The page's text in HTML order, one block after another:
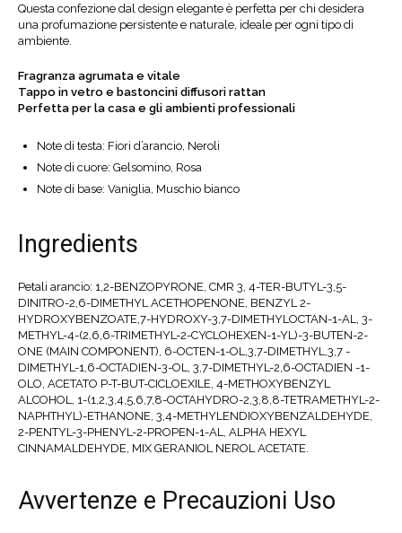
Questa confezione dal design elegante è perfetta per chi desidera
una profumazione persistente e naturale, ideale per ogni tipo di
ambiente.
Fragranza agrumata e vitale
Tappo in vetro e bastoncini diffusori rattan
Perfetta per la casa e gli ambienti professionali
Note di testa: Fiori d’arancio, Neroli
Note di cuore: Gelsomino, Rosa
Note di base: Vaniglia, Muschio bianco
Ingredients
Petali arancio: 1,2-BENZOPYRONE, CMR 3, 4-TER-BUTYL-3,5-
DINITRO-2,6-DIMETHYL ACETHOPENONE, BENZYL 2-
HYDROXYBENZOATE,7-HYDROXY-3,7-DIMETHYLOCTAN-1-AL, 3-
METHYL-4-(2,6,6-TRIMETHYL-2-CYCLOHEXEN-1-YL)-3-BUTEN-2-
ONE (MAIN COMPONENT), 6-OCTEN-1-OL,3,7-DIMETHYL,3,7 -
DIMETHYL-1,6-OCTADIEN-3-OL, 3,7-DIMETHYL-2,6-OCTADIEN -1-
OLO, ACETATO P-T-BUT-CICLOEXILE, 4-METHOXYBENZYL
ALCOHOL, 1-(1,2,3,4,5,6,7,8-OCTAHYDRO-2,3,8,8-TETRAMETHYL-2-
NAPHTHYL)-ETHANONE, 3,4-METHYLENDIOXYBENZALDEHYDE,
2-PENTYL-3-PHENYL-2-PROPEN-1-AL, ALPHA HEXYL
CINNAMALDEHYDE, MIX GERANIOL NEROL ACETATE.
Avvertenze e Precauzioni Uso